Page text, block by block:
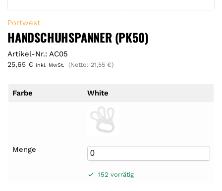
Portwest
HANDSCHUHSPANNER (PK50)
Artikel-Nr.: AC05
25,65 € inkl. MwSt. (Netto: 21,55 €)
Farbe White
Menge
152 vorrätig